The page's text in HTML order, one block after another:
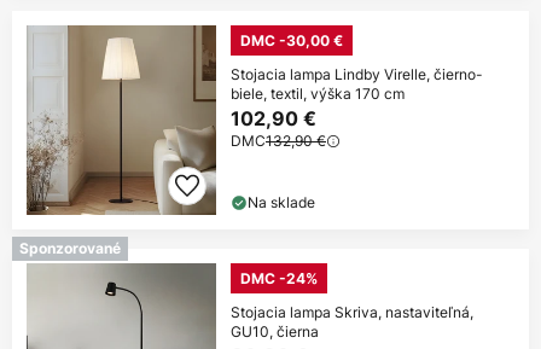
DMC -30,00 €
Stojacia lampa Lindby Virelle, čierno-
biele, textil, výška 170 cm
102,90 €
DMC132,90 €
Na sklade
Sponzorované
DMC -24%
Stojacia lampa Skriva, nastaviteľná,
GU10, čierna